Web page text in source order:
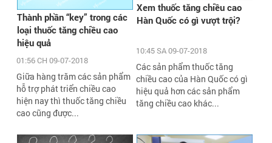
Thành phần “key” trong các
loại thuốc tăng chiều cao
hiệu quả
01:56 CH 09-07-2018
Giữa hàng trăm các sản phẩm
hỗ trợ phát triển chiều cao
hiện nay thì thuốc tăng chiều
cao cũng được...
Xem thuốc tăng chiều cao
Hàn Quốc có gì vượt trội?
10:45 SA 09-07-2018
Các sản phẩm thuốc tăng
chiều cao của Hàn Quốc có gì
hiệu quả hơn các sản phẩm
tăng chiều cao khác...